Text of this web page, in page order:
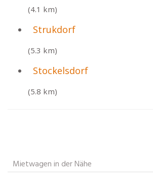
(4.1 km)
Strukdorf
(5.3 km)
Stockelsdorf
(5.8 km)
Mietwagen in der Nähe